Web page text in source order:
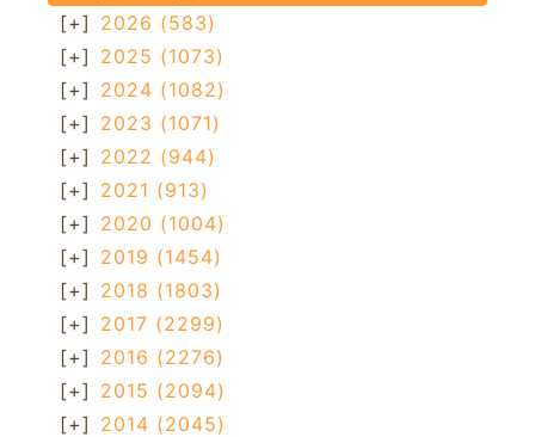
[+] 2026 (583)
[+] 2025 (1073)
[+] 2024 (1082)
[+] 2023 (1071)
[+] 2022 (944)
[+] 2021 (913)
[+] 2020 (1004)
[+] 2019 (1454)
[+] 2018 (1803)
[+] 2017 (2299)
[+] 2016 (2276)
[+] 2015 (2094)
[+] 2014 (2045)